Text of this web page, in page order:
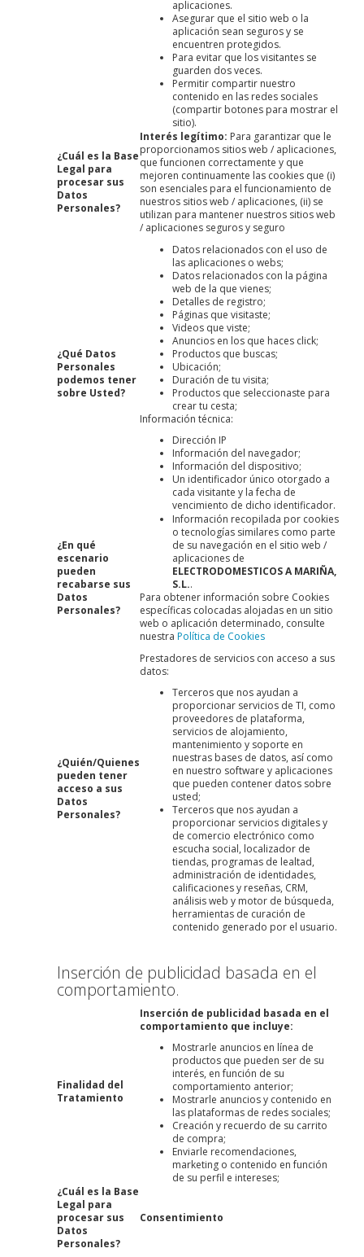
aplicaciones.
Asegurar que el sitio web o la
aplicación sean seguros y se
encuentren protegidos.
Para evitar que los visitantes se
guarden dos veces.
Permitir compartir nuestro
contenido en las redes sociales
(compartir botones para mostrar el
sitio).
¿Cuál es la Base
Legal para
procesar sus
Datos
Personales?
Interés legítimo: Para garantizar que le
proporcionamos sitios web / aplicaciones,
que funcionen correctamente y que
mejoren continuamente las cookies que (i)
son esenciales para el funcionamiento de
nuestros sitios web / aplicaciones, (ii) se
utilizan para mantener nuestros sitios web
/ aplicaciones seguros y seguro
¿Qué Datos
Personales
podemos tener
sobre Usted?
Datos relacionados con el uso de
las aplicaciones o webs;
Datos relacionados con la página
web de la que vienes;
Detalles de registro;
Páginas que visitaste;
Videos que viste;
Anuncios en los que haces click;
Productos que buscas;
Ubicación;
Duración de tu visita;
Productos que seleccionaste para
crear tu cesta;
Información técnica:
Dirección IP
Información del navegador;
Información del dispositivo;
Un identificador único otorgado a
cada visitante y la fecha de
vencimiento de dicho identificador.
¿En qué
escenario
pueden
recabarse sus
Datos
Personales?
Información recopilada por cookies
o tecnologías similares como parte
de su navegación en el sitio web /
aplicaciones de
ELECTRODOMESTICOS A MARIÑA,
S.L..
Para obtener información sobre Cookies
específicas colocadas alojadas en un sitio
web o aplicación determinado, consulte
nuestra Política de Cookies
¿Quién/Quienes
pueden tener
acceso a sus
Datos
Personales?
Prestadores de servicios con acceso a sus
datos:
Terceros que nos ayudan a
proporcionar servicios de TI, como
proveedores de plataforma,
servicios de alojamiento,
mantenimiento y soporte en
nuestras bases de datos, así como
en nuestro software y aplicaciones
que pueden contener datos sobre
usted;
Terceros que nos ayudan a
proporcionar servicios digitales y
de comercio electrónico como
escucha social, localizador de
tiendas, programas de lealtad,
administración de identidades,
calificaciones y reseñas, CRM,
análisis web y motor de búsqueda,
herramientas de curación de
contenido generado por el usuario.
Inserción de publicidad basada en el
comportamiento.
Finalidad del
Tratamiento
Inserción de publicidad basada en el
comportamiento que incluye:
Mostrarle anuncios en línea de
productos que pueden ser de su
interés, en función de su
comportamiento anterior;
Mostrarle anuncios y contenido en
las plataformas de redes sociales;
Creación y recuerdo de su carrito
de compra;
Enviarle recomendaciones,
marketing o contenido en función
de su perfil e intereses;
¿Cuál es la Base
Legal para
procesar sus
Datos
Personales?
Consentimiento